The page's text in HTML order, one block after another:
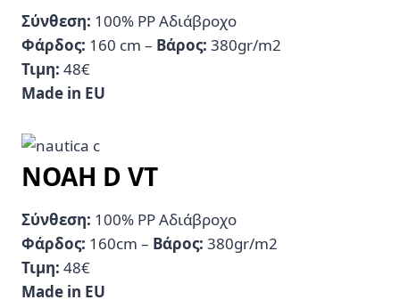
Σύνθεση: 100% PP Αδιάβροχο
Φάρδος: 160 cm – Βάρος: 380gr/m2
Τιμη: 48€
Made in EU
NOAH D VT
Σύνθεση: 100% PP Αδιάβροχο
Φάρδος: 160cm – Βάρος: 380gr/m2
Τιμη: 48€
Made in EU